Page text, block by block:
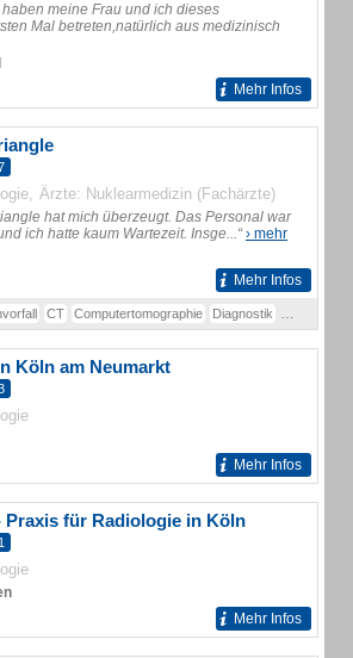
meine Frau und ich dieses
Mal betreten,natürlich aus medizinisch
Mehr Infos
Ärzte: Nuklearmedizin (Fachärzte)
hat mich überzeugt. Das Personal war
ich hatte kaum Wartezeit. Insge...“› mehr
Mehr Infos
CT Computertomographie Diagnostik
Köln am Neumarkt
Mehr Infos
Praxis für Radiologie in Köln
1
Mehr Infos